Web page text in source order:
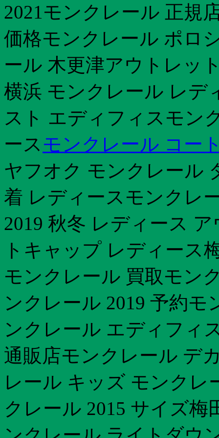
2021モンクレール 正規
価格モンクレール ポロ
ール 木更津アウトレッ
横浜 モンクレール レデ
スト エディフィスモン
ース モンクレール コー
ヤフオク モンクレール
着 レディースモンクレ
2019 秋冬 レディース
トキャップ レディース
モンクレール 買取モン
ンクレール 2019 予約
ンクレール エディフィ
通販店モンクレール デ
レール キッズ モンクレ
クレール 2015 サイズ